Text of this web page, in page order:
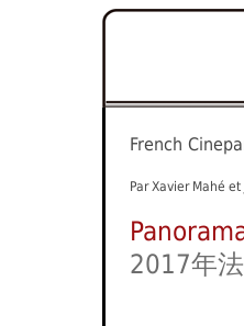
French
Par Xavier Mahé
2017年